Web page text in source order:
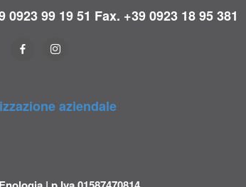
0923 99 19 51 Fax. +39 0923 18 95 381
aziendale